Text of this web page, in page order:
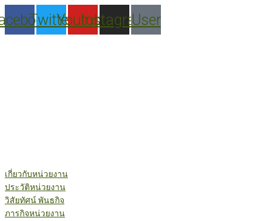
to
content
TwitterYoutube
Instagram
User
เกี่ยวกับหน่วยงาน
ประวัติหน่วยงาน
วิสัยทัศน์ พันธกิจ
ภารกิจหน่วยงาน